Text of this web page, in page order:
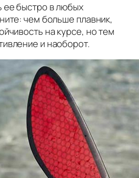
ее быстро в любых
чем больше плавник,
на курсе, но тем
и наоборот.